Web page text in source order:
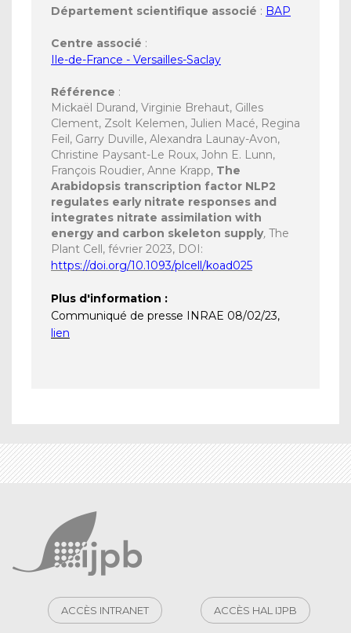
Département scientifique associé : BAP
Centre associé :
Ile-de-France - Versailles-Saclay
Référence :
Mickaël Durand, Virginie Brehaut, Gilles
Clement, Zsolt Kelemen, Julien Macé, Regina
Feil, Garry Duville, Alexandra Launay-Avon,
Christine Paysant-Le Roux, John E. Lunn,
François Roudier, Anne Krapp, The
Arabidopsis transcription factor NLP2
regulates early nitrate responses and
integrates nitrate assimilation with
energy and carbon skeleton supply, The
Plant Cell, février 2023, DOI:
https://doi.org/10.1093/plcell/koad025
Plus d'information :
Communiqué de presse INRAE 08/02/23,
lien
ACCÈS INTRANET ACCÈS HAL IJPB